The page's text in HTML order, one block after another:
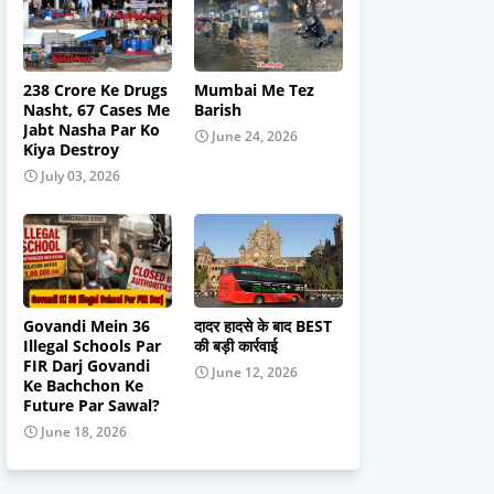
238 Crore Ke Drugs
Nasht, 67 Cases Me
Jabt Nasha Par Ko
Kiya Destroy
July 03, 2026
Mumbai Me Tez
Barish
June 24, 2026
Govandi Mein 36
Illegal Schools Par
FIR Darj Govandi
Ke Bachchon Ke
Future Par Sawal?
June 18, 2026
दादर हादसे के बाद BEST
की बड़ी कार्रवाई
June 12, 2026